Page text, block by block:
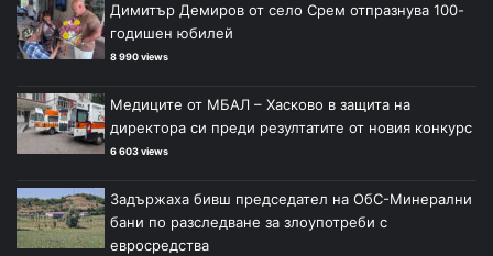
т
н
т
н
Димитър Демиров от село Срем отпразнува 100-
годишен юбилей
8 990 views
Медиците от МБАЛ – Хасково в защита на
директора си преди резултатите от новия конкурс
6 603 views
Задържаха бивш председател на ОбС-Минерални
бани по разследване за злоупотреби с
евросредства